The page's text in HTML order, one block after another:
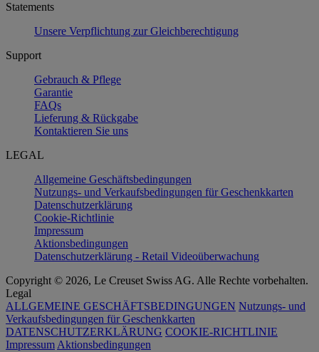
Statements
Unsere Verpflichtung zur Gleichberechtigung
Support
Gebrauch & Pflege
Garantie
FAQs
Lieferung & Rückgabe
Kontaktieren Sie uns
LEGAL
Allgemeine Geschäftsbedingungen
Nutzungs- und Verkaufsbedingungen für Geschenkkarten
Datenschutzerklärung
Cookie-Richtlinie
Impressum
Aktionsbedingungen
Datenschutzerklärung - Retail Videoüberwachung
Copyright © 2026, Le Creuset Swiss AG. Alle Rechte vorbehalten.
Legal
ALLGEMEINE GESCHÄFTSBEDINGUNGEN Nutzungs- und
Verkaufsbedingungen für Geschenkkarten
DATENSCHUTZERKLÄRUNG COOKIE-RICHTLINIE
ImpressumAktionsbedingungen